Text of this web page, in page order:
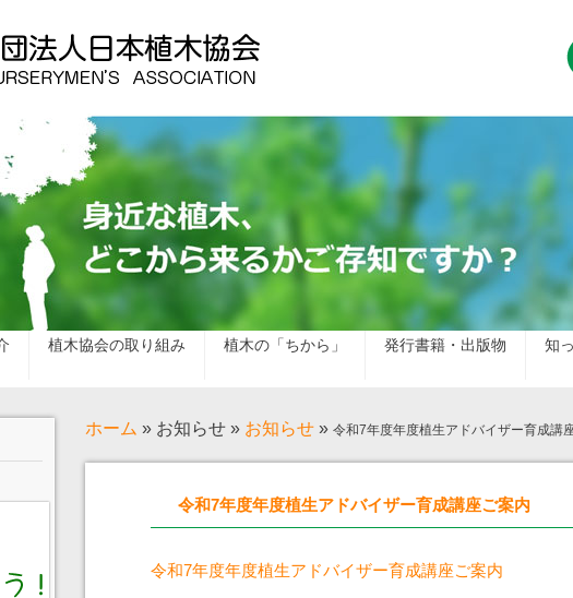
植木協会の取り組み 植木の「ちから」 発行書籍・出版物 知
ホーム » お知らせ » お知らせ » 令和7年度年度植生アドバイザー育成講
令和7年度年度植生アドバイザー育成講座ご案内
令和7年度年度植生アドバイザー育成講座ご案内